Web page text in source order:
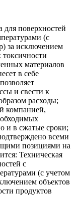
для поверхностей
(с
за исключением
материалов
в себе
и свести к
расходы;
компанией,
и в сжатые сроки;
всеми
позициями на
Техническая
с
(с учетом
объектов
продуктов